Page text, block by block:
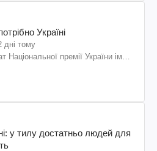
Україні
дні тому
Національної премії України ім.
у тилу достатньо людей для